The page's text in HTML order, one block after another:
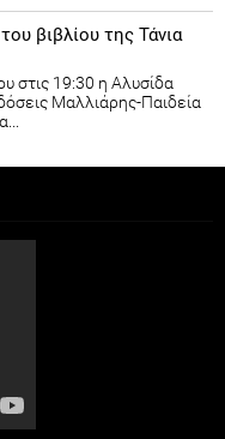
βιβλίου της Τάνια
στις 19:30 η Αλυσίδα
Μαλλιάρης-Παιδεία